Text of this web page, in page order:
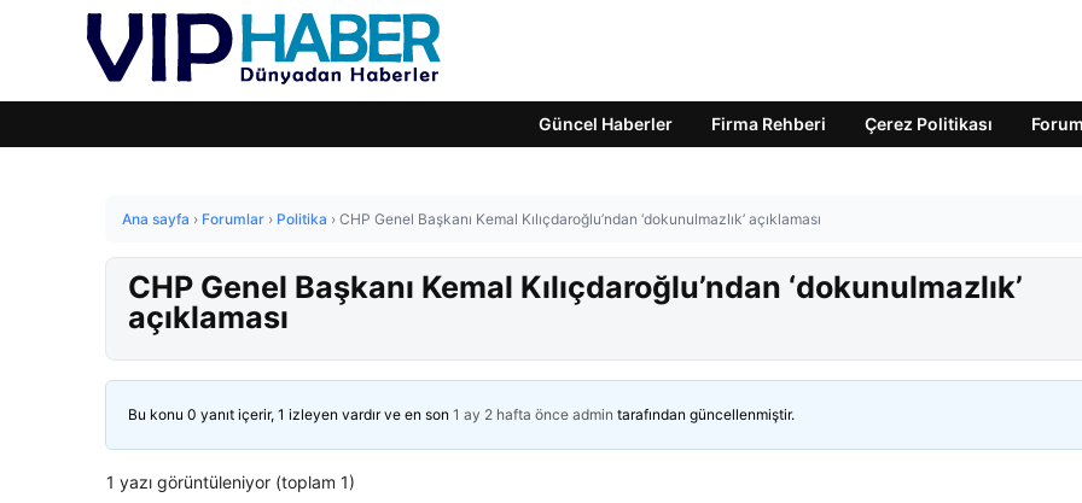
Güncel Haberler Firma Rehberi Çerez Politikası Forum
Ana sayfa › Forumlar › Politika › CHP Genel Başkanı Kemal Kılıçdaroğlu’ndan ‘dokunulmazlık’ açıklaması
CHP Genel Başkanı Kemal Kılıçdaroğlu’ndan ‘dokunulmazlık’
açıklaması
Bu konu 0 yanıt içerir, 1 izleyen vardır ve en son 1 ay 2 hafta önce admin tarafından güncellenmiştir.
1 yazı görüntüleniyor (toplam 1)